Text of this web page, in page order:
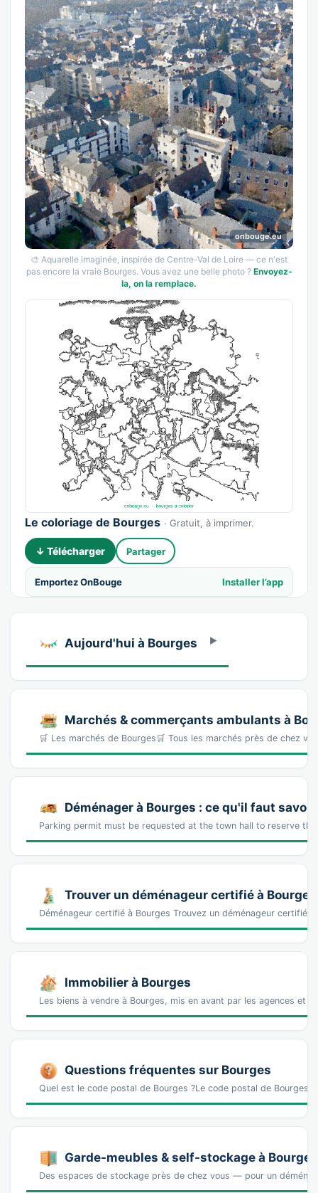
onbouge.eu
🎨 Aquarelle imaginée, inspirée de Centre-Val de Loire — ce n'est
pas encore la vraie Bourges. Vous avez une belle photo ? Envoyez-
la, on la remplace.
Le coloriage de Bourges · Gratuit, à imprimer.
↓ Télécharger Partager
Emportez OnBouge Installer l’app
Aujourd'hui à Bourges
Marchés & commerçants ambulants à
🛒 Les marchés de Bourges🛒 Tous les marchés près de chez
Déménager à Bourges : ce qu'il faut savoir
Parking permit must be requested at the town hall to reserve
Trouver un déménageur certifié à Bourges
Déménageur certifié à Bourges Trouvez un déménageur certifié
Immobilier à Bourges
Les biens à vendre à Bourges, mis en avant par les agences et
Questions fréquentes sur Bourges
Quel est le code postal de Bourges ?Le code postal de Bourges
Garde-meubles & self-stockage à Bourges
Des espaces de stockage près de chez vous — pour un